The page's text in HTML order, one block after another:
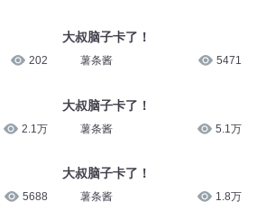
202
2.1万
5688
大叔脑子卡了！
薯条酱 5471
大叔脑子卡了！
薯条酱 5.1万
大叔脑子卡了！
薯条酱 1.8万